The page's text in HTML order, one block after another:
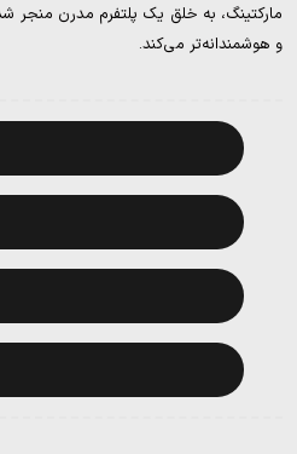
مارکتینگ، به خلق یک پلتفرم مدرن منجر
و هوشمندانه‌تر می‌کند.